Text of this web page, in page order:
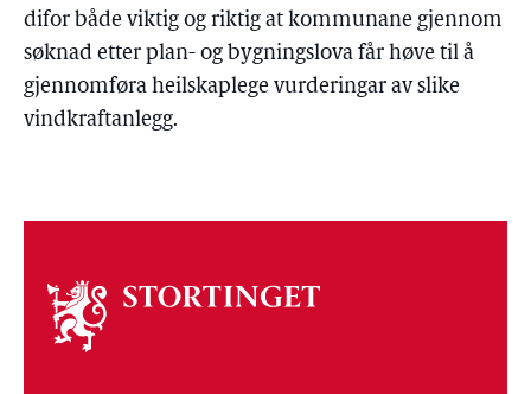
difor både viktig og riktig at kommunane gjennom
søknad etter plan- og bygningslova får høve til å
gjennomføra heilskaplege vurderingar av slike
vindkraftanlegg.
Om
stortinget